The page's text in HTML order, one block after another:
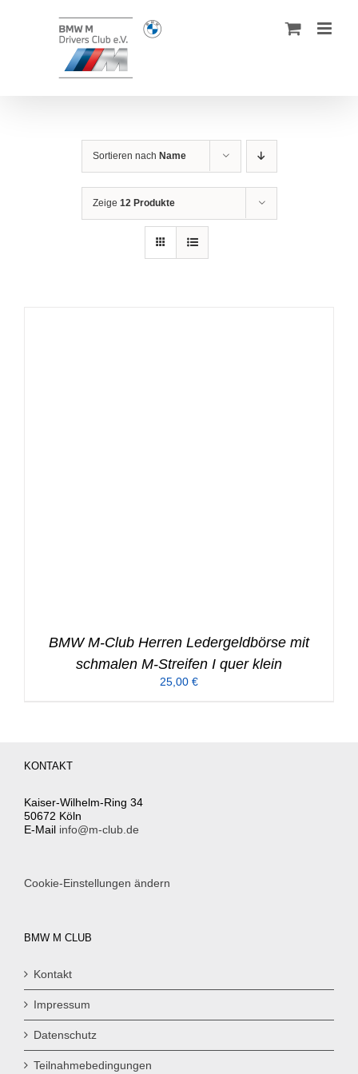
Sortieren nach Name
Zeige 12 Produkte
BMW M-Club Herren Ledergeldbörse mit
schmalen M-Streifen I quer klein
25,00 €
KONTAKT
Kaiser-Wilhelm-Ring 34
50672 Köln
E-Mail info@m-club.de
Cookie-Einstellungen ändern
BMW M CLUB
Kontakt
Impressum
Datenschutz
Teilnahmebedingungen